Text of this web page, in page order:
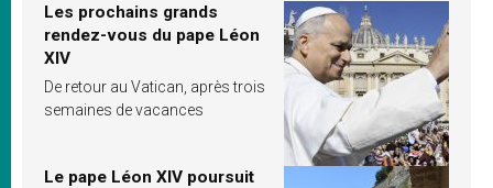
Les prochains grands
rendez-vous du pape Léon
XIV
De retour au Vatican, après trois
semaines de vacances
Le pape Léon XIV poursuit